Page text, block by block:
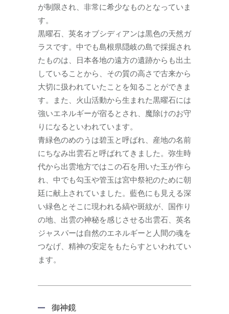
が制限され、非常に希少なものとなっていま
す。
黒曜石、英名オブシディアンは黒色の天然ガ
ラスです。中でも島根県隠岐の島で採掘され
たものは、日本各地の遠方の遺跡からも出土
していることから、その質の高さで古来から
大切に扱われていたことを知ることができま
す。また、火山活動から生まれた黒曜石には
強いエネルギーが宿るとされ、魔除けのお守
りになるといわれています。
青緑色のめのうは碧玉と呼ばれ、産地の名前
にちなみ出雲石と呼ばれてきました。弥生時
代から出雲地方ではこの石を用いた玉が作ら
れ、中でも勾玉や管玉は宮中祭祀のために朝
廷に献上されていました。藍色にも見える深
い緑色とそこに現われる縞や斑紋が、国作り
の地、出雲の神秘を感じさせる出雲石、英名
ジャスパーは自然のエネルギーと人間の魂を
つなげ、精神の安定をもたらすといわれてい
ます。
御神鏡